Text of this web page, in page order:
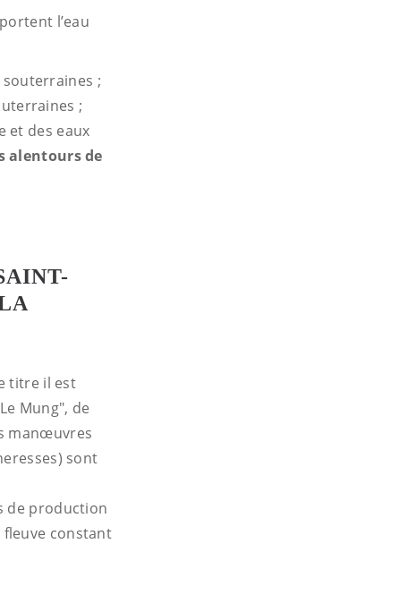
l’eau
;
;
et des eaux
alentours de
titre il est
Mung", de
manœuvres
sont
de production
fleuve constant